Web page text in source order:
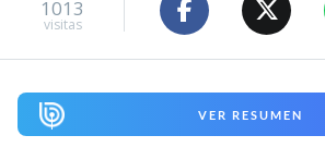
1013
visitas
VER RESUMEN